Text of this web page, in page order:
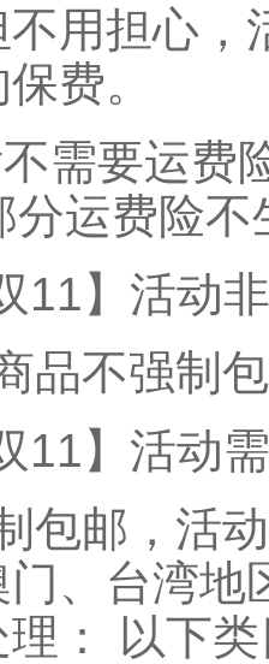
用担心，
费。
需要运费
分运费险
11】活动
品不强制
11】活动
包邮，活
、台湾地
： 以下